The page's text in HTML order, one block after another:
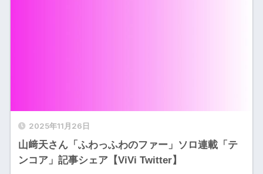
2025年11月26日
山﨑天さん「ふわっふわのファー」ソロ連載「テ
ンコア」記事シェア【ViVi Twitter】